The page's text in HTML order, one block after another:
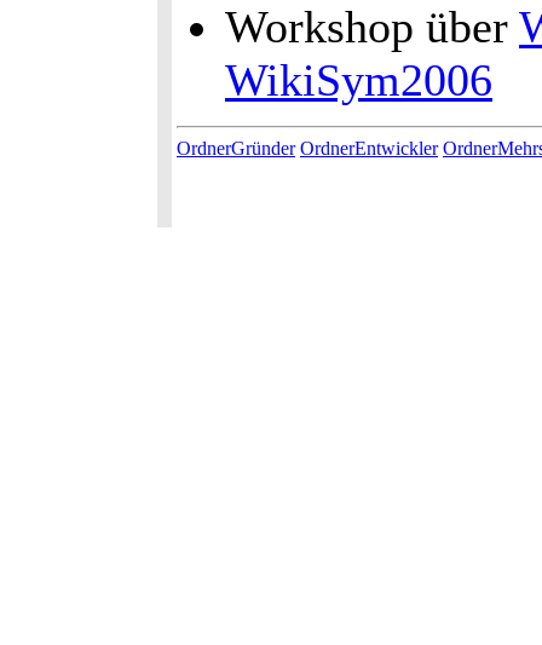
Workshop über
WikiSym2006
OrdnerGründer OrdnerEntwickler